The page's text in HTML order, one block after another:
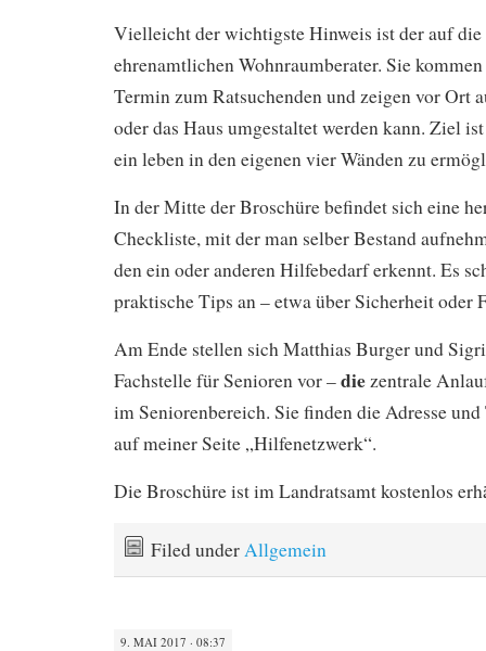
Vielleicht der wichtigste Hinweis ist der auf die
ehrenamtlichen Wohnraumberater. Sie
Termin zum Ratsuchenden und zeigen vor Ort
oder das Haus umgestaltet werden kann. Ziel
ein leben in den eigenen vier Wänden zu
In der Mitte der Broschüre befindet sich eine
Checkliste, mit der man selber Bestand
den ein oder anderen Hilfebedarf erkennt. Es
praktische Tips an – etwa über Sicherheit oder
Am Ende stellen sich Matthias Burger und
Fachstelle für Senioren vor –diezentrale
im Seniorenbereich. Sie finden die Adresse
auf meiner Seite „Hilfenetzwerk“.
Die Broschüre ist im Landratsamt kostenlos
Filed underAllgemein
9. MAI 2017 · 08:37